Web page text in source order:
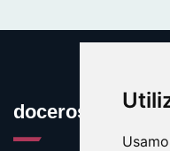
docerosas.com